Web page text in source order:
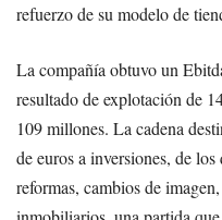
refuerzo de su modelo de
La compañía obtuvo un
resultado de explotación de
109 millones. La cadena
de euros a inversiones, de
reformas, cambios de